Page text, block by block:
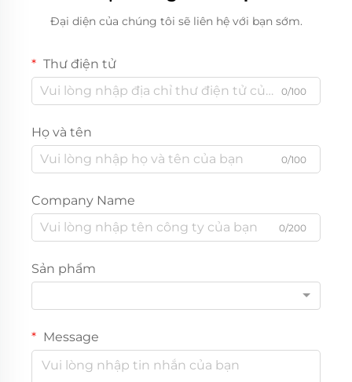
Đại diện của chúng tôi sẽ liên hệ với bạn sớm.
Thư điện tử
0/100
Họ và tên
0/100
Company Name
0/200
Sản phẩm
Message